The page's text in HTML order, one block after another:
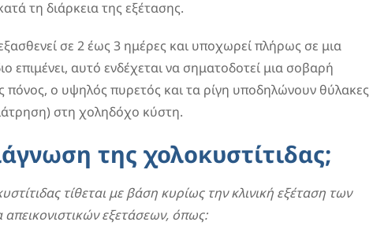
τη διάρκεια της εξέτασης.
σε 2 έως 3 ημέρες και υποχωρεί πλήρως σε μια
επιμένει, αυτό ενδέχεται να σηματοδοτεί μια σοβαρή
πόνος, ο υψηλός πυρετός και τα ρίγη υποδηλώνουν θύλακες
στη χοληδόχο κύστη.
της χολοκυστίτιδας;
τίθεται με βάση κυρίως την κλινική εξέταση των
εξετάσεων, όπως: